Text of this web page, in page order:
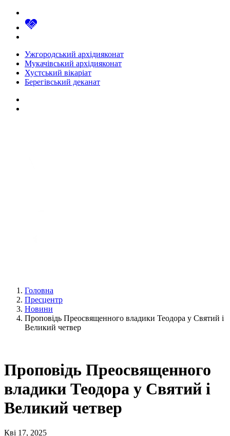
Ужгородський архідияконат
Мукачівський архідияконат
Хустський вікаріат
Берегівський деканат
Головна
Пресцентр
Новини
Проповідь Преосвященного владики Теодора у Святий і
Великий четвер
Проповідь Преосвященного
владики Теодора у Святий і
Великий четвер
Кві 17, 2025